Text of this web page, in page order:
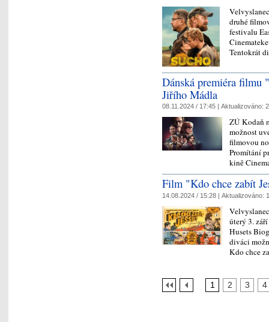
druhé
festivalu
Tentokrát
Dánská premiéra filmu
Jiřího Mádla
08.11.2024 / 17:45 | Aktualizováno:
ZÚ Kodaň
možnost
filmovou
Promítání
kině
Film "Kdo chce zabít
14.08.2024 / 15:28 | Aktualizováno:
úterý 3.
Husets
diváci
Kdo chce
1 2 3 4